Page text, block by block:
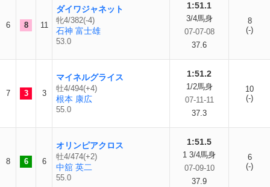
6 8 11
ダイワジャネット
牝4/382(-4)
石神 富士雄
53.0
1:51.1
3/4馬身
07-07-08
37.6
8
(-)
7 3 3
マイネルグライス
牡4/494(+4)
根本 康広
55.0
1:51.2
1/2馬身
07-11-11
37.3
10
(-)
8 6 6
オリンピアクロス
牡4/474(+2)
中舘 英二
55.0
1:51.5
1 3/4馬身
07-09-10
37.9
6
(-)